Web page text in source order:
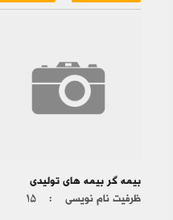
بیمه گر بیمه های تولیدی
ظرفیت نام نویسی : ۱۵